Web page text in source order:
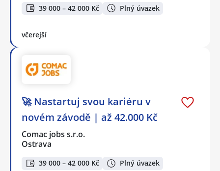
39 000 – 42 000 Kč Plný úvazek
včerejší
🚀 Nastartuj svou kariéru v
novém závodě | až 42.000 Kč
Comac jobs s.r.o.
Ostrava
39 000 – 42 000 Kč Plný úvazek